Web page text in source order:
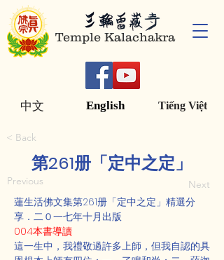
Temple Kalachakra
English Tiếng Việt
中文
< Back
第261册「定中之定」
Previous Next
蓮生活佛文集第261册「定中之定」精選分
享．二０一七年十月出版
004本書導讀
這一生中，我禮敬過許多上師，但我自認的具